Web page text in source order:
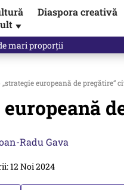
Diaspora creativă
▼
europeană de pregătire“
Radu Gava
12 Noi 2024